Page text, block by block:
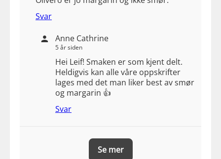
Svar
Anne Cathrine
5 år siden
Hei Leif! Smaken er som kjent delt.
Heldigvis kan alle våre oppskrifter
lages med det man liker best av smør
og margarin 👍
Svar
Se mer